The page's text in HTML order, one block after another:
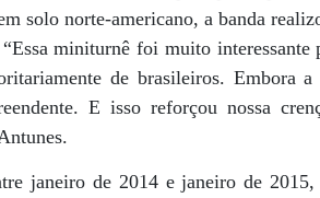
solo norte-americano, a banda
miniturnê foi muito
de brasileiros. Embora
E isso reforçou nossa
janeiro de 2014 e janeiro de